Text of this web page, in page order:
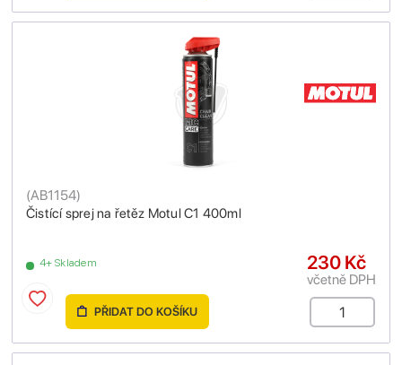
Čistící sprej na řetěz Motul C1 400ml
(AB1154)
4+ Skladem 230 Kč
včetně DPH
PŘIDAT DO KOŠÍKU